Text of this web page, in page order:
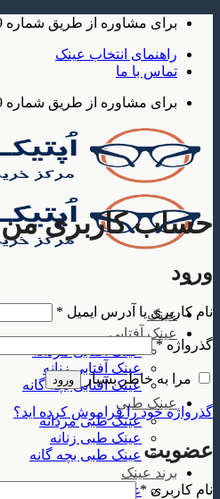
Skip
content
برای مشاوره از طریق شماره 8749 8897 - 021 تماس بگیرید
راهنمای انتخاب عینک
تماس با ما
برای مشاوره از طریق شماره 8749 8897 - 021 تماس بگیرید
عینک
عینک آفتابی
عینک آفتابی مردانه
عینک آفتابی زنانه
عینک آفتابی بچه گانه
عینک طبی
عینک طبی مردانه
عینک طبی زنانه
عینک طبی بچه گانه
برند عینک
عینک ریبن
حساب کاربری من
ورود
نام کاربری یا آدرس ایمیل *
گذرواژه*الزامی
مرا به خاطر بسپار ورود
گذرواژه خود را فراموش کرده اید؟
عضویت
نام کاربری *الزامی